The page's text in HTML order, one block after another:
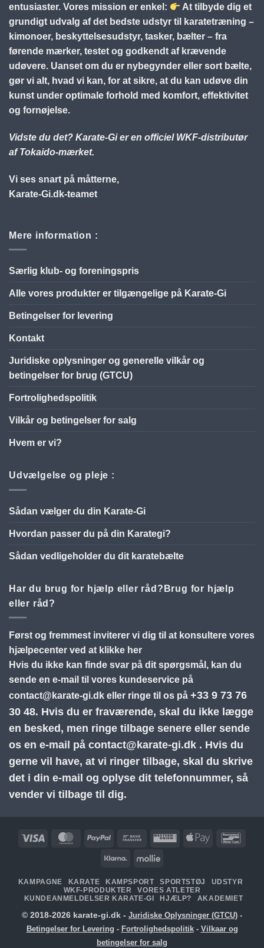
entusiaster. Vores mission er enkel:
At tilbyde dig et
grundigt udvalg af det bedste udstyr til karatetræning –
kimonoer, beskyttelsesudstyr, tasker, bælter – fra
førende mærker, testet og godkendt af krævende
udøvere. Uanset om du er nybegynder eller sort bælte,
gør vi alt, hvad vi kan, for at sikre, at du kan udøve din
kunst under optimale forhold med komfort, effektivitet
og fornøjelse.
Vidste du det? Karate-Gi er en officiel WKF-distributør
af Tokaido-mærket.
Vi ses snart på måtterne,
Karate-Gi.dk-teamet
Mere information :
Særlig klub- og foreningspris
Alle vores produkter er tilgængelige på Karate-Gi
Betingelser for levering
Kontakt
Juridiske oplysninger og generelle vilkår og
betingelser for brug (GTCU)
Fortrolighedspolitik
Vilkår og betingelser for salg
Hvem er vi?
Udvælgelse og pleje :
Sådan vælger du din Karate-Gi
Hvordan passer du på din Karategi?
Sådan vedligeholder du dit karatebælte
Har du brug for hjælp eller råd?Brug for hjælp
eller råd?
Først og fremmest inviterer vi dig til at konsultere vores
hjælpecenter ved at klikke her
Hvis du ikke kan finde svar på dit spørgsmål, kan du
sende en e-mail til vores kundeservice på
contact@karate-gi.dk eller ringe til os på +33 9 73 76
30 48. Hvis du er fraværende, skal du ikke lægge
en besked, men ringe tilbage senere eller sende
os en e-mail på contact@karate-gi.dk . Hvis du
gerne vil have, at vi ringer tilbage, skal du skrive
det i din e-mail og oplyse dit telefonnummer, så
vender vi tilbage til dig.
Visa MasterCardPayPal Bankoverførsel
WesternApple
Klarna Mollie
KAMPAGNE KARATE KAMPSPORT SPORTSTØJ
UDSTYR
WKF-PRODUKTER
VORES ATLETER
KUNDEANMELDELSER KARATE-GI
HJÆLP? AKADEMIET
© 2018-2026 karate-gi.dk - Juridiske Oplysninger (GTCU) -
Betingelser for Levering - Fortrolighedspolitik- Vilkaar og
betingelser for salg